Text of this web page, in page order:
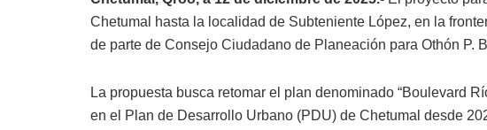
Chetumal hasta la localidad de Subteniente López, en la
de parte de Consejo Ciudadano de Planeación para Othón P.
La propuesta busca retomar el plan denominado “Boulevard
en el Plan de Desarrollo Urbano (PDU) de Chetumal desde